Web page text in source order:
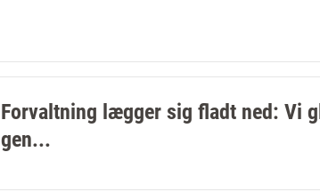
Forvaltning lægger sig fladt ned: Vi
gen...